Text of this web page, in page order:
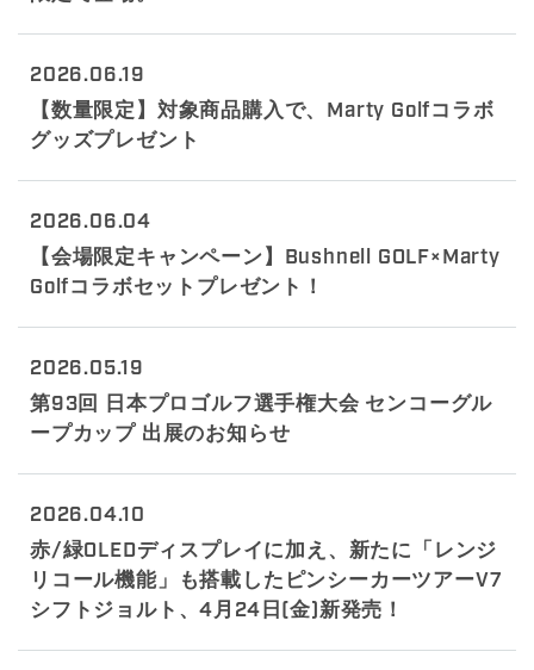
2026.06.19
【数量限定】対象商品購入で、Marty Golfコラボ
グッズプレゼント
2026.06.04
【会場限定キャンペーン】Bushnell GOLF×Marty
Golfコラボセットプレゼント！
2026.05.19
第93回 日本プロゴルフ選手権大会 センコーグル
ープカップ 出展のお知らせ
2026.04.10
赤/緑OLEDディスプレイに加え、新たに「レンジ
リコール機能」も搭載したピンシーカーツアーV7
シフトジョルト、4月24日(金)新発売！